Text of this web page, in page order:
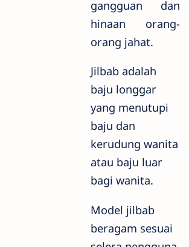
gangguan dan
hinaan orang-
orang jahat.
Jilbab adalah
baju longgar
yang menutupi
baju dan
kerudung wanita
atau baju luar
bagi wanita.
Model jilbab
beragam sesuai